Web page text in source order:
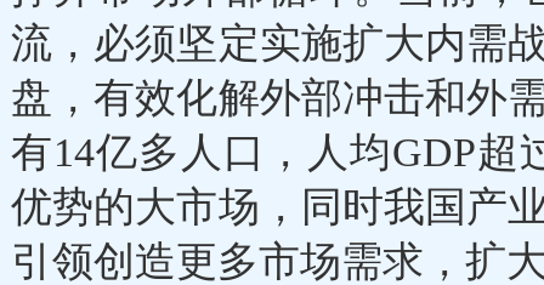
流，必须坚定实施扩大内需
盘，有效化解外部冲击和外
有14亿多人口，人均GDP
优势的大市场，同时我国产
引领创造更多市场需求，扩